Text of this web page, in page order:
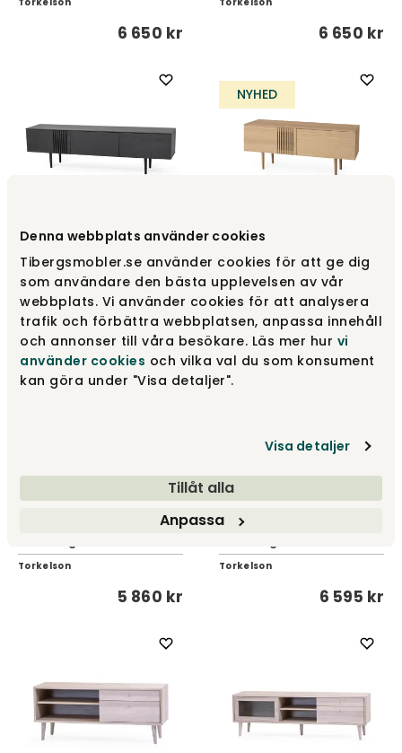
Denna webbplats använder cookies
Tibergsmobler.se använder cookies för att ge dig
som användare den bästa upplevelsen av vår
webbplats. Vi använder cookies för att analysera
trafik och förbättra webbplatsen, anpassa innehåll
och annonser till våra besökare. Läs mer hur vi
använder cookies och vilka val du som konsument
kan göra under "Visa detaljer".
Visa detaljer
Tillåt alla
Anpassa
6 650 kr 6 650 kr
Joel Mediabænk 180 cm |
Sortbejdset eg
Torkelson
7 255 kr
NYHED
Joel Mediebænk 120 cm |
Olieret Eg
Torkelson
5 490 kr
NYHED
Joel Mediebænk 150 cm |
Torkelson
5 860 kr
Joel Mediebænk 180 cm |
Torkelson
6 595 kr